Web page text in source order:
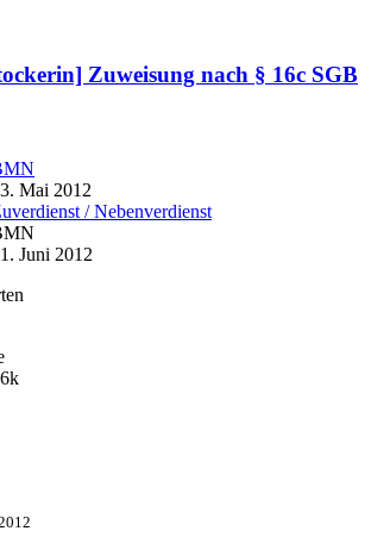
Zuweisung nach § 16c SGB
Mai 2012
/ Nebenverdienst
Juni 2012